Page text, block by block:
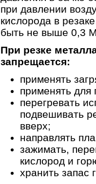
при давлении
кислорода в
быть не выше 0,3
При резке
запрещается:
применять
применять для
перегревать
подвешивать
вверх;
направлять
зажимать,
кислород и
хранить запас